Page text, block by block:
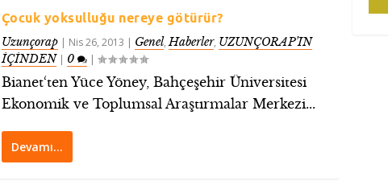
Çocuk yoksulluğu nereye götürür?
Uzunçorap| Nis 26, 2013 | Genel,Haberler, UZUNÇORAP’IN
İÇİNDEN| 0 |
Bianet‘ten Yüce Yöney, Bahçeşehir Üniversitesi
Ekonomik ve Toplumsal Araştırmalar Merkezi...
Devamı…